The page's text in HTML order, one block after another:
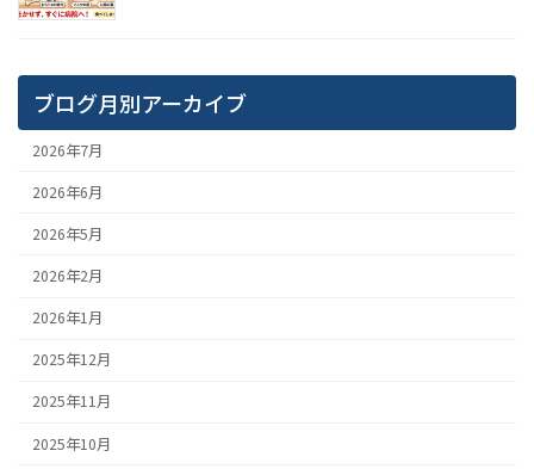
ブログ月別アーカイブ
2026年7月
2026年6月
2026年5月
2026年2月
2026年1月
2025年12月
2025年11月
2025年10月